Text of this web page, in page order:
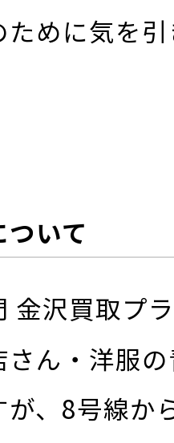
ために気を
いて
金沢買取プ
さん・洋服
が、8号線か